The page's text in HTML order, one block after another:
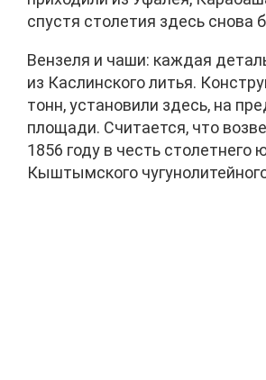
спустя столетия здесь снова
Вензеля и чаши: каждая
из Каслинского литья.
тонн, установили здесь, на
площади. Считается, что
1856 году в честь столетнего
Кыштымского